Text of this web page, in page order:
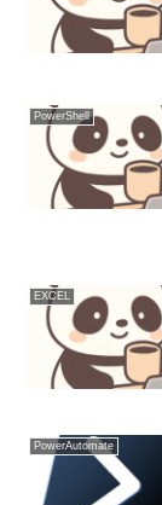
PowerShell
EXCEL
PowerAutomate